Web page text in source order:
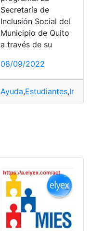
Secretaría de
Inclusión Social del
Municipio de Quito
a través de su
08/09/2022
Ayuda,Estudiantes,